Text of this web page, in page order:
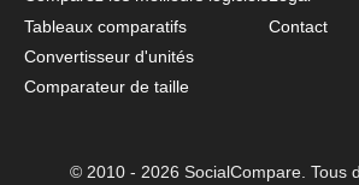
Tableaux comparatifs
Convertisseur d'unités
Comparateur de taille
Contact
© 2010 - 2026 SocialCompare. Tous